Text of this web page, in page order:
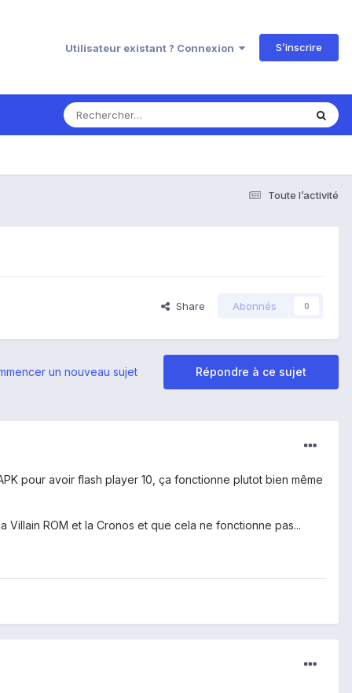
Utilisateur existant ? Connexion S’inscrire
Toute l’activité
Share Abonnés 0
Répondre à ce sujet
un nouveau sujet
pour avoir flash player 10, ça fonctionne plutot bien même
ROM et la Cronos et que cela ne fonctionne pas...